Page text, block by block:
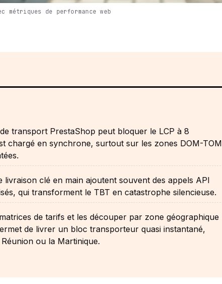
métriques de performance web
transport PrestaShop peut bloquer le LCP à 8
chargé en synchrone, surtout sur les zones DOM-TOM
livraison clé en main ajoutent souvent des appels API
qui transforment le TBT en catastrophe silencieuse.
de tarifs et les découper par zone géographique
de livrer un bloc transporteur quasi instantané,
ou la Martinique.